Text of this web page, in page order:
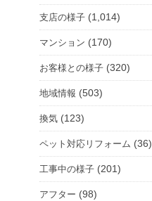
支店の様子 (1,014)
マンション (170)
お客様との様子 (320)
地域情報 (503)
換気 (123)
ペット対応リフォーム (36)
工事中の様子 (201)
アフター (98)